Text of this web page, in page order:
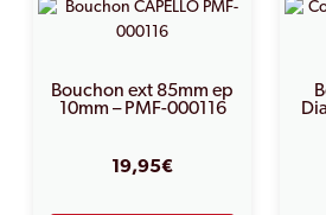
Bouchon ext 85mm ep
10mm – PMF-000116
19,95€